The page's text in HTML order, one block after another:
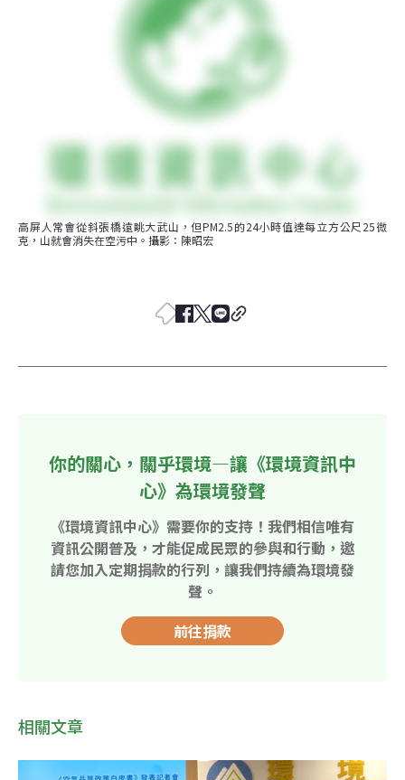
高屏人常會從斜張橋遠眺大武山，但PM2.5的24小時值達每立方公尺25微
克，山就會消失在空污中。攝影：陳昭宏
你的關心，關乎環境—讓《環境資訊中
心》為環境發聲
《環境資訊中心》需要你的支持！我們相信唯有
資訊公開普及，才能促成民眾的參與和行動，邀
請您加入定期捐款的行列，讓我們持續為環境發
聲。
前往捐款
相關文章